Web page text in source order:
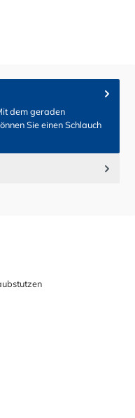
dem geraden
Sie einen Schlauch